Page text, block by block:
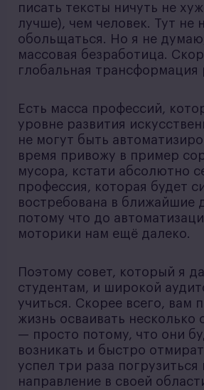
писать тексты ничуть не
лучше), чем человек. Тут не
обольщаться. Но я не
массовая безработица.
глобальная трансформация
Есть масса профессий,
уровне развития
не могут быть
время привожу в пример
мусора, кстати абсолютно
профессия, которая будет
востребована в ближайшие
потому что до
моторики нам ещё далеко.
Поэтому совет, который я
студентам, и широкой
учиться. Скорее всего, вам
жизнь осваивать несколько
— просто потому, что они
возникать и быстро
успел три раза погрузиться
направление в своей